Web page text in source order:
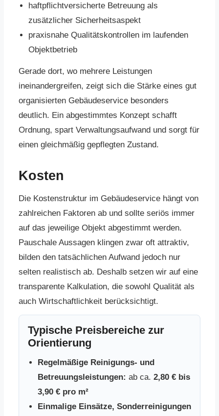
haftpflichtversicherte Betreuung als
zusätzlicher Sicherheitsaspekt
praxisnahe Qualitätskontrollen im laufenden
Objektbetrieb
Gerade dort, wo mehrere Leistungen
ineinandergreifen, zeigt sich die Stärke eines gut
organisierten Gebäudeservice besonders
deutlich. Ein abgestimmtes Konzept schafft
Ordnung, spart Verwaltungsaufwand und sorgt für
einen gleichmäßig gepflegten Zustand.
Kosten
Die Kostenstruktur im Gebäudeservice hängt von
zahlreichen Faktoren ab und sollte seriös immer
auf das jeweilige Objekt abgestimmt werden.
Pauschale Aussagen klingen zwar oft attraktiv,
bilden den tatsächlichen Aufwand jedoch nur
selten realistisch ab. Deshalb setzen wir auf eine
transparente Kalkulation, die sowohl Qualität als
auch Wirtschaftlichkeit berücksichtigt.
Typische Preisbereiche zur
Orientierung
Regelmäßige Reinigungs- und
Betreuungsleistungen: ab ca. 2,80 € bis
3,90 € pro m²
Einmalige Einsätze, Sonderreinigungen